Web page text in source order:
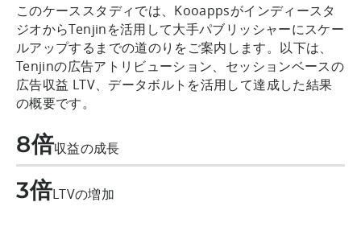
このケーススタディでは、Kooappsがインディースタ
ジオからTenjinを活用して大手パブリッシャーにスケー
ルアップするまでの道のりをご案内します。以下は、
Tenjinの広告アトリビューション、セッションベースの
広告収益 LTV、データボルトを活用して達成した結果
の概要です。
8倍収益の成長
3倍LTVの増加